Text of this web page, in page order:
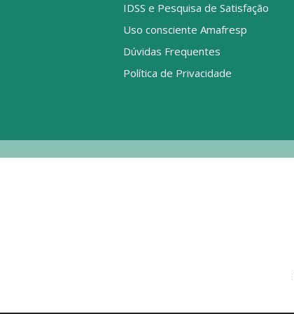
IDSS e Pesquisa de Satisfação
Uso consciente Amafresp
Dúvidas Frequentes
Política de Privacidade